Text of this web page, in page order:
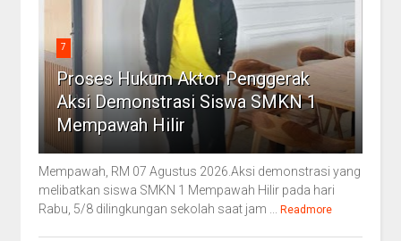
7
Proses Hukum Aktor Penggerak
Aksi Demonstrasi Siswa SMKN 1
Mempawah Hilir
Mempawah, RM 07 Agustus 2026.Aksi demonstrasi yang
melibatkan siswa SMKN 1 Mempawah Hilir pada hari
Rabu, 5/8 dilingkungan sekolah saat jam ...
Readmore